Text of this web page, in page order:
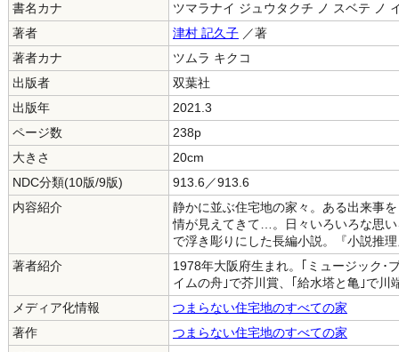
書名カナ
ツマラナイ ジュウタクチ ノ スベテ ノ
著者
津村 記久子 ／著
著者カナ
ツムラ キクコ
出版者
双葉社
出版年
2021.3
ページ数
238p
大きさ
20cm
NDC分類(10版/9版)
913.6／913.6
内容紹介
静かに並ぶ住宅地の家々。ある出来事
情が見えてきて…。日々いろいろな思
で浮き彫りにした長編小説。『小説推
著者紹介
1978年大阪府生まれ。｢ミュージック･
イムの舟｣で芥川賞、｢給水塔と亀｣で川
メディア化情報
つまらない住宅地のすべての家
著作
つまらない住宅地のすべての家